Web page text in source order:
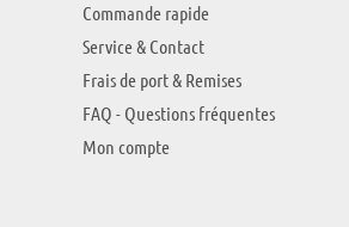
Commande rapide
Service & Contact
Frais de port & Remises
FAQ - Questions fréquentes
Mon compte